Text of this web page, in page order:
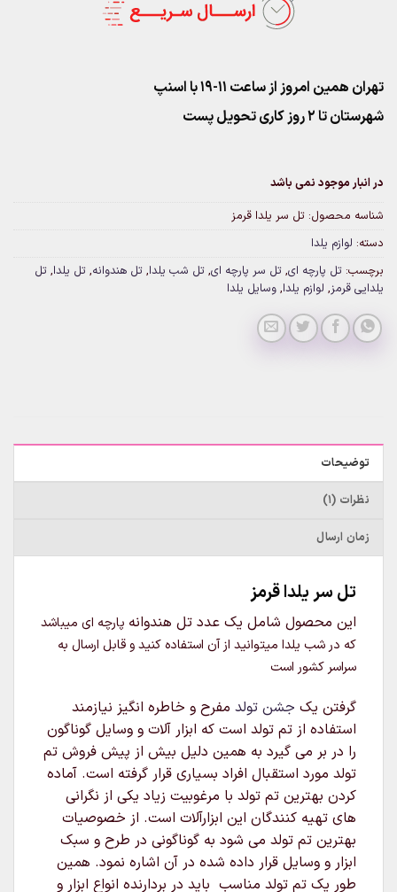
تهران همین امروز از ساعت ۱۱-۱۹ با اسنپ
شهرستان تا 2 روز کاری تحویل پست
در انبار موجود نمی باشد
شناسه محصول: تل سر یلدا قرمز
دسته: لوازم یلدا
برچسب: تل پارچه ای, تل سر پارچه ای, تل شب یلدا, تل هندوانه, تل یلدا, تل
یلدایی قرمز, لوازم یلدا, وسایل یلدا
توضیحات
نظرات (1)
زمان ارسال
تل سر یلدا قرمز
این محصول شامل یک عدد تل هندوانه پارچه ای میباشد
که در شب یلدا میتوانید از آن استفاده کنید و قابل ارسال به
سراسر کشور است
گرفتن یک جشن تولد مفرح و خاطره انگیز نیازمند
استفاده از تم تولد است که ابزار آلات و وسایل گوناگون
را در بر می گیرد به همین دلیل بیش از پیش فروش تم
تولد مورد استقبال افراد بسیاری قرار گرفته است. آماده
کردن بهترین تم تولد با مرغوبیت زیاد یکی از نگرانی
های تهیه کنندگان این ابزارآلات است. از خصوصیات
بهترین تم تولد می شود به گوناگونی در طرح و سبک
ابزار و وسایل قرار داده شده در آن اشاره نمود. همین
طور یک تم تولد مناسب باید در بردارنده انواع ابزار و